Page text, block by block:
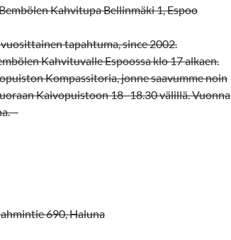
Kahvitupa Bellinmäki 1, Espoo
tapahtuma, since 2002.
Kahvituvalle Espoossa klo 17 alkaen.
Kompassitoria, jonne saavumme noin
Kaivopuistoon 18–18.30 välillä. Vuonna
–
690, Haluna